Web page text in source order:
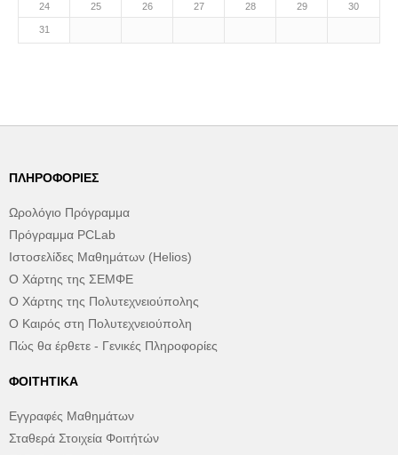
24
25 26 27 28 29 30
31
ΠΛΗΡΟΦΟΡΊΕΣ
Ωρολόγιο Πρόγραμμα
Πρόγραμμα PCLab
Ιστοσελίδες Μαθημάτων (Helios)
Ο Χάρτης της ΣΕΜΦΕ
Ο Χάρτης της Πολυτεχνειούπολης
Ο Καιρός στη Πολυτεχνειούπολη
Πώς θα έρθετε - Γενικές Πληροφορίες
ΦΟΙΤΗΤΙΚΆ
Εγγραφές Μαθημάτων
Σταθερά Στοιχεία Φοιτήτών